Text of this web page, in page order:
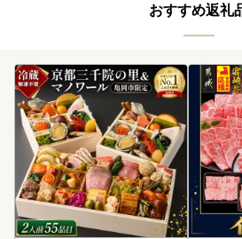
おすすめ返礼